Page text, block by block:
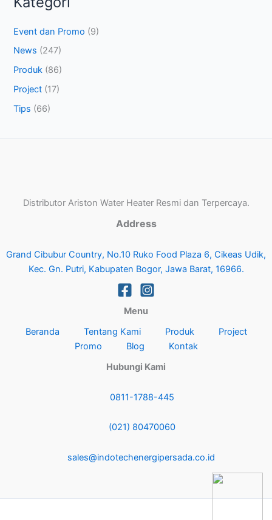
Event dan Promo (9)
News (247)
Produk (86)
Project (17)
Tips (66)
Distributor Ariston Water Heater Resmi dan Terpercaya.
Address
Grand Cibubur Country, No.10 Ruko Food Plaza 6, Cikeas Udik,
Kec. Gn. Putri, Kabupaten Bogor, Jawa Barat, 16966.
Menu
Beranda
Tentang Kami Produk
Project
Promo
Blog
Kontak
Hubungi Kami
0811-1788-445
(021) 80470060
sales@indotechenergipersada.co.id